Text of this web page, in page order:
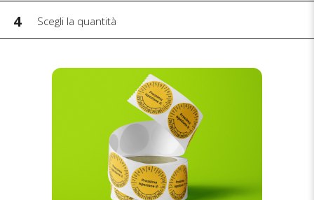
4 Scegli la quantità